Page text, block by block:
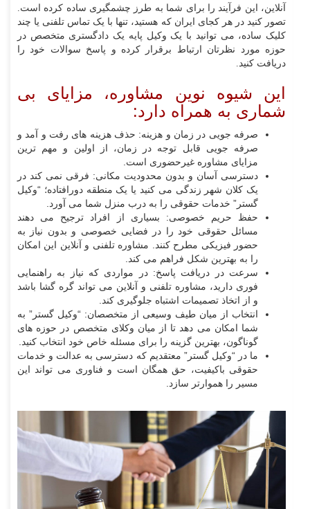
آنلاین، این فرآیند را برای شما به طرز چشمگیری ساده کرده است.
تصور کنید در هر کجای ایران که هستید، تنها با یک تماس تلفنی یا چند
کلیک ساده، می توانید با یک وکیل پایه یک دادگستری متخصص در
حوزه مورد نظرتان ارتباط برقرار کرده و پاسخ سوالات خود را
دریافت کنید.
این شیوه نوین مشاوره، مزایای بی
شماری به همراه دارد:
صرفه جویی در زمان و هزینه: حذف هزینه های رفت و آمد و
صرفه جویی قابل توجه در زمان، از اولین و مهم ترین
مزایای مشاوره غیرحضوری است.
دسترسی آسان و بدون محدودیت مکانی: فرقی نمی کند در
یک کلان شهر زندگی می کنید یا یک منطقه دورافتاده؛ “وکیل
گستر” خدمات حقوقی را به درب منزل شما می آورد.
حفظ حریم خصوصی: بسیاری از افراد ترجیح می دهند
مسائل حقوقی خود را در فضایی خصوصی و بدون نیاز به
حضور فیزیکی مطرح کنند. مشاوره تلفنی و آنلاین این امکان
را به بهترین شکل فراهم می کند.
سرعت در دریافت پاسخ: در مواردی که نیاز به راهنمایی
فوری دارید، مشاوره تلفنی و آنلاین می تواند گره گشا باشد
و از اتخاذ تصمیمات اشتباه جلوگیری کند.
انتخاب از میان طیف وسیعی از متخصصان: “وکیل گستر” به
شما امکان می دهد تا از میان وکلای متخصص در حوزه های
گوناگون، بهترین گزینه را برای مسئله خاص خود انتخاب کنید.
ما در “وکیل گستر” معتقدیم که دسترسی به عدالت و خدمات
حقوقی باکیفیت، حق همگان است و فناوری می تواند این
مسیر را هموارتر سازد.